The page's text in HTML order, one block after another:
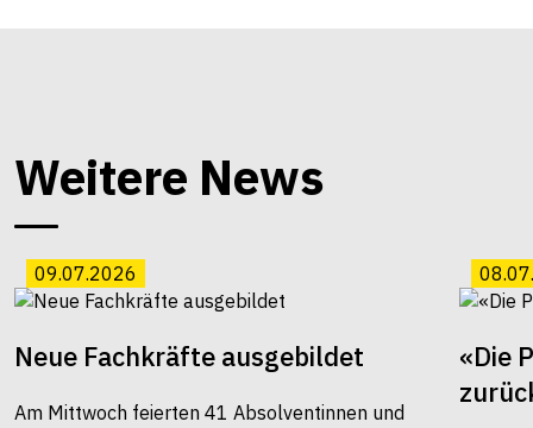
Weitere News
09.07.2026
Neue Fachkräfte ausgebildet
Am Mittwoch feierten 41 Absolventinnen und
«Die